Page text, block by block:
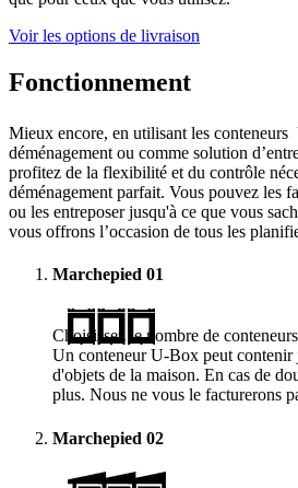
Voir les options de livraison
Fonctionnement
Mieux encore, en utilisant les conteneurs
déménagement ou comme solution
profitez de la flexibilité et du contrôle
déménagement parfait. Vous pouvez les
ou les entreposer jusqu'à ce que vous
vous offrons l’occasion de tous les
Marchepied 01
Choisissez le nombre de
Un conteneurU-Box peut contenir
d'objets de la maison. En cas de
plus. Nous ne vous le facturerons
Marchepied 02